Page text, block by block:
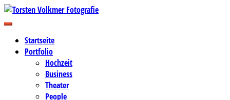
Zum
Inhalt
Torsten Volkmer Fotografie
Business-, Portrait- und Hochzeitsfotografie
Startseite
Portfolio
Hochzeit
Business
Theater
People